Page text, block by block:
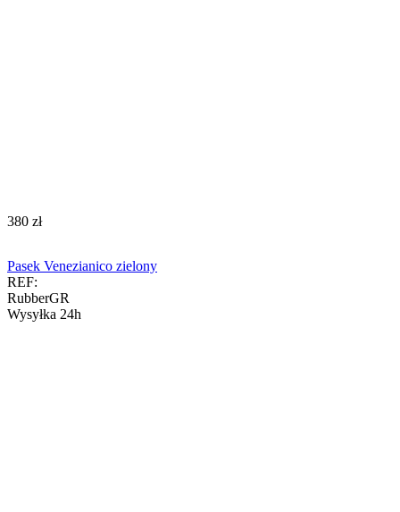
‍380‍ zł
Pasek Venezianico zielony
REF:
RubberGR
Wysyłka 24h